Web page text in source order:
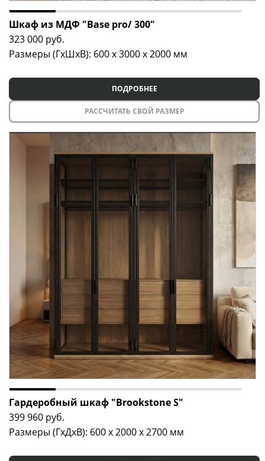
Шкаф из МДФ "Base pro/ 300"
323 000 руб.
Размеры (ГxШxВ): 600 x 3000 x 2000 мм
ПОДРОБНЕЕ
РАССЧИТАТЬ СВОЙ РАЗМЕР
Гардеробный шкаф "Brookstone S"
399 960 руб.
Размеры (ГxДxВ): 600 x 2000 x 2700 мм